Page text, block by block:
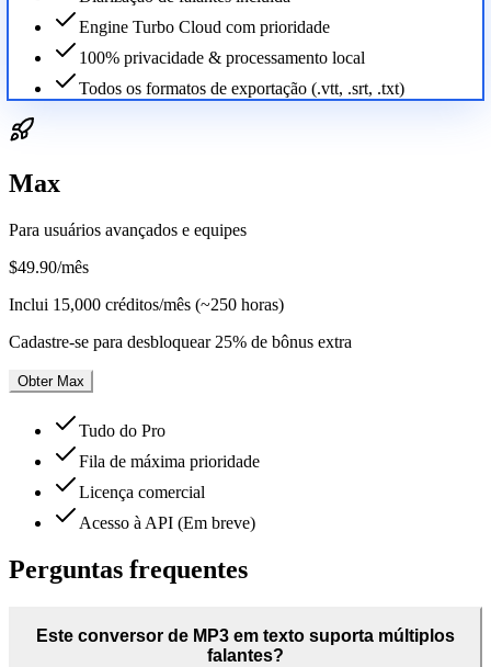
Engine Turbo Cloud com prioridade
100% privacidade & processamento local
Todos os formatos de exportação (.vtt, .srt, .txt)
Max
Para usuários avançados e equipes
$49.90/mês
Inclui 15,000 créditos/mês (~250 horas)
Cadastre-se para desbloquear 25% de bônus extra
Obter Max
Tudo do Pro
Fila de máxima prioridade
Licença comercial
Acesso à API (Em breve)
Perguntas frequentes
Este conversor de MP3 em texto suporta múltiplos
falantes?